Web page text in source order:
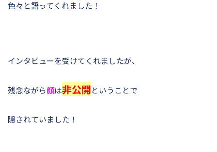
色々と語ってくれました！
インタビューを受けてくれましたが、
残念ながら顔は非公開ということで
隠されていました！